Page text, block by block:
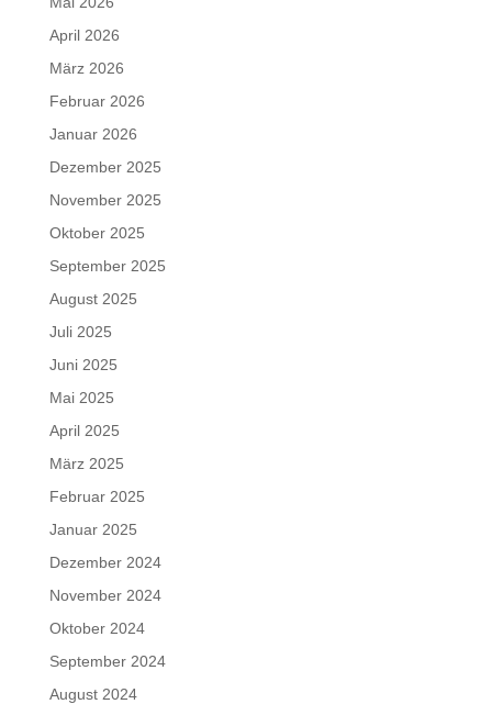
April 2026
März 2026
Februar 2026
Januar 2026
Dezember 2025
November 2025
Oktober 2025
September 2025
August 2025
Juli 2025
Juni 2025
Mai 2025
April 2025
März 2025
Februar 2025
Januar 2025
Dezember 2024
November 2024
Oktober 2024
September 2024
August 2024